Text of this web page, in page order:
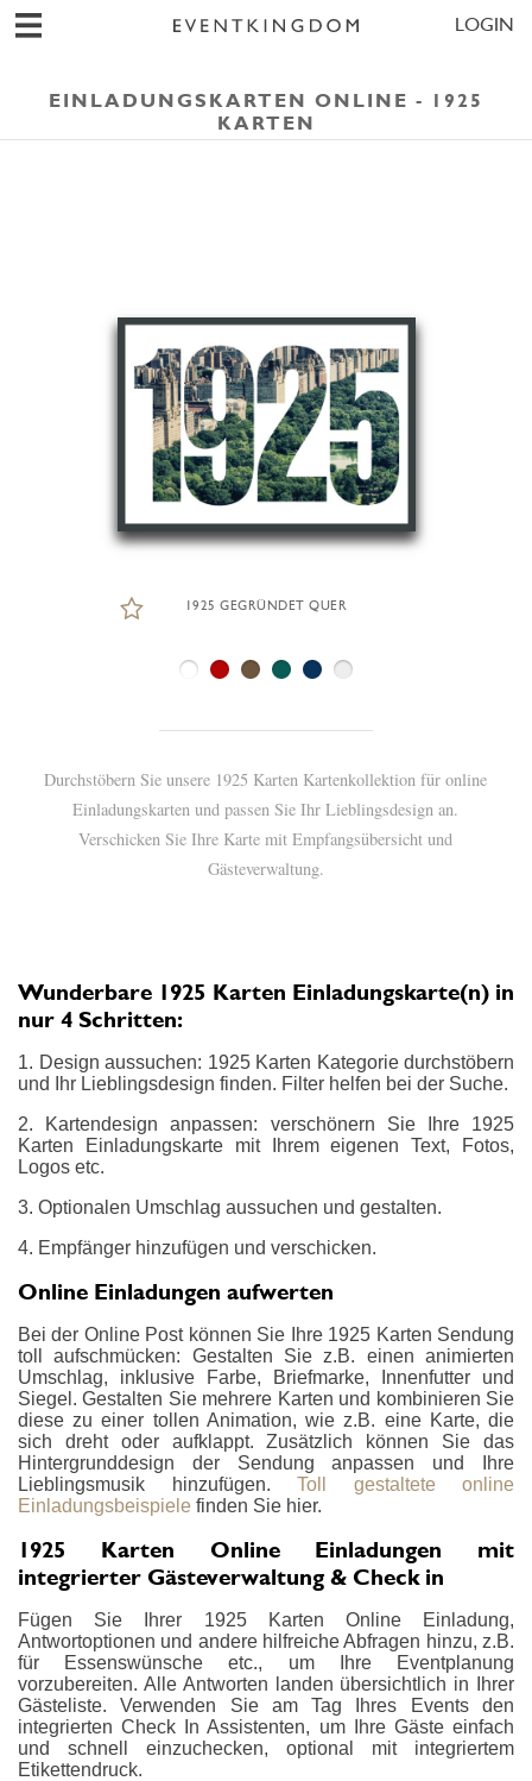
LOGIN
EINLADUNGSKARTEN ONLINE - 1925
KARTEN
1925 GEGRÜNDET QUER
Durchstöbern Sie unsere 1925 Karten Kartenkollektion für online
Einladungskarten und passen Sie Ihr Lieblingsdesign an.
Verschicken Sie Ihre Karte mit Empfangsübersicht und
Gästeverwaltung.
Wunderbare 1925 Karten Einladungskarte(n) in
nur 4 Schritten:
1. Design aussuchen: 1925 Karten Kategorie durchstöbern
und Ihr Lieblingsdesign finden. Filter helfen bei der Suche.
2. Kartendesign anpassen: verschönern Sie Ihre 1925
Karten Einladungskarte mit Ihrem eigenen Text, Fotos,
Logos etc.
3. Optionalen Umschlag aussuchen und gestalten.
4. Empfänger hinzufügen und verschicken.
Online Einladungen aufwerten
Bei der Online Post können Sie Ihre 1925 Karten Sendung
toll aufschmücken: Gestalten Sie z.B. einen animierten
Umschlag, inklusive Farbe, Briefmarke, Innenfutter und
Siegel. Gestalten Sie mehrere Karten und kombinieren Sie
diese zu einer tollen Animation, wie z.B. eine Karte, die
sich dreht oder aufklappt. Zusätzlich können Sie das
Hintergrunddesign der Sendung anpassen und Ihre
Lieblingsmusik hinzufügen. Toll gestaltete online
Einladungsbeispiele finden Sie hier.
1925 Karten Online Einladungen mit
integrierter Gästeverwaltung & Check in
Fügen Sie Ihrer 1925 Karten Online Einladung,
Antwortoptionen und andere hilfreiche Abfragen hinzu, z.B.
für Essenswünsche etc., um Ihre Eventplanung
vorzubereiten. Alle Antworten landen übersichtlich in Ihrer
Gästeliste. Verwenden Sie am Tag Ihres Events den
integrierten Check In Assistenten, um Ihre Gäste einfach
und schnell einzuchecken, optional mit integriertem
Etikettendruck.